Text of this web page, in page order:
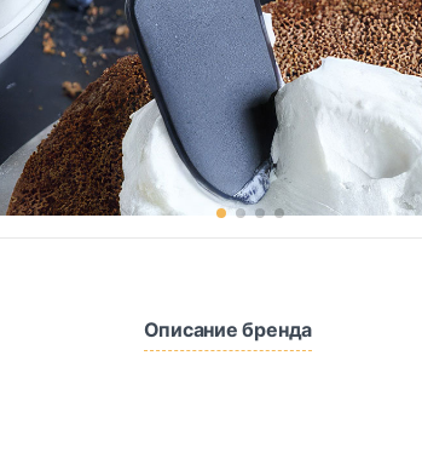
Описание бренда